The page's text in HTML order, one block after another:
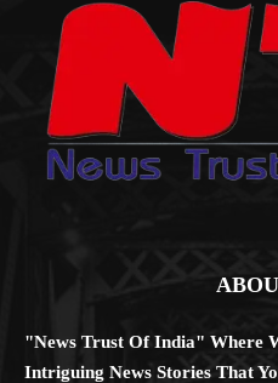
"News Trust Of India" Where
Intriguing News Stories That